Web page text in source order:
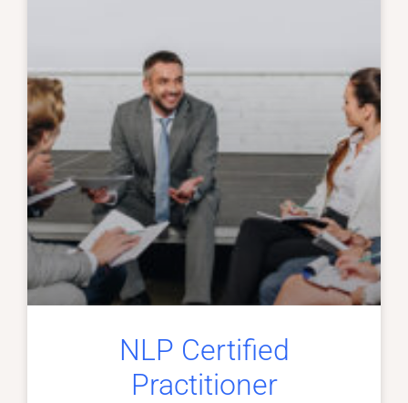
NLP Certified
Practitioner